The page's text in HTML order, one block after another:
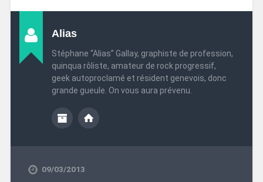
Alias
Stéphane “Alias” Gallay, graphiste de profession,
quinqua rôliste, amateur de rock progressif,
geek autoproclamé et résident genevois, donc
grande gueule. On vous aura prévenu.
09/03/2013